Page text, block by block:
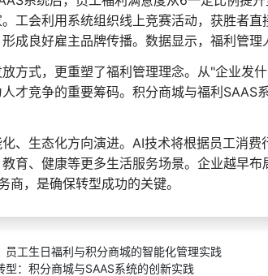
工会利用系统组织线上竞赛活动，获胜者
成良好雇主品牌传播。数据显示，福利管
方式，更重塑了福利管理理念。从"企业发
才竞争的重要筹码。积分商城与福利
、生态化方向演进。AI技术将根据员工消
育、健康等更多生活服务场景。企业越早
商，是确保转型成功的关键。
员工生日福利与积分商城的智能化管理实践
型：积分商城与SAAS系统的创新实践